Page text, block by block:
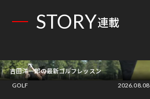
STORY連載
吉田洋一郎の最新ゴルフレッスン
GOLF
2026.08.08